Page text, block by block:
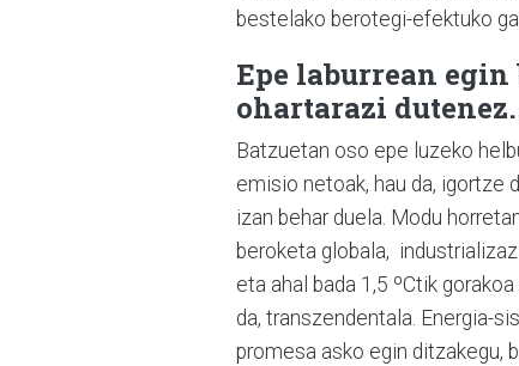
bestelako berotegi-efektuko
Epe laburrean
ohartarazi
Batzuetan oso epe luzeko
emisio netoak, hau da, igortze
izan behar duela. Modu
beroketa globala,
eta ahal bada 1,5 ºCtik
da, transzendentala. Energia-
promesa asko egin ditzakegu,